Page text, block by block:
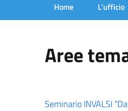
Home L’ufficio
Aree
Seminario INVALSI